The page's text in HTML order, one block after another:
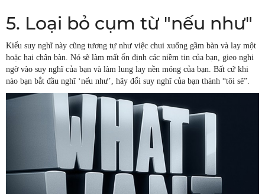
5. Loại bỏ cụm từ "nếu như"
Kiểu suy nghĩ này cũng tương tự như việc chui xuống gầm bàn và lay một
hoặc hai chân bàn. Nó sẽ làm mất ổn định các niềm tin của bạn, gieo nghi
ngờ vào suy nghĩ của bạn và làm lung lay nền móng của bạn. Bất cứ khi
nào bạn bắt đầu nghĩ ‘nếu như’, hãy đổi suy nghĩ của bạn thành “tôi sẽ”.